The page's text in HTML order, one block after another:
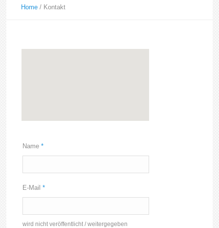
Home / Kontakt
Name *
E-Mail *
wird nicht veröffentlicht / weitergegeben